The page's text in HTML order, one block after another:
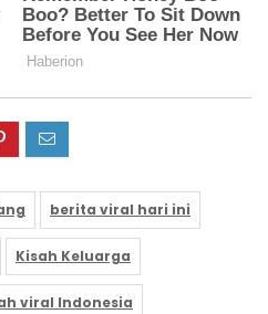
berita viral hari ini
Kisah Keluarga
viral Indonesia